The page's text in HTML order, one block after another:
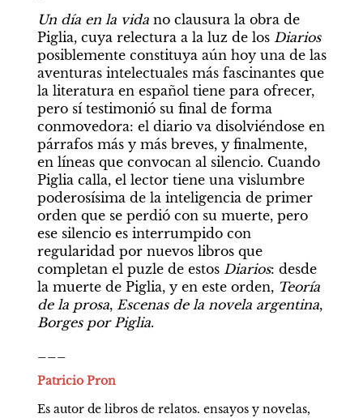
Un día en la vida no clausura la obra de
Piglia, cuya relectura a la luz de los Diarios
posiblemente constituya aún hoy una de las
aventuras intelectuales más fascinantes que
la literatura en español tiene para ofrecer,
pero sí testimonió su final de forma
conmovedora: el diario va disolviéndose en
párrafos más y más breves, y finalmente,
en líneas que convocan al silencio. Cuando
Piglia calla, el lector tiene una vislumbre
poderosísima de la inteligencia de primer
orden que se perdió con su muerte, pero
ese silencio es interrumpido con
regularidad por nuevos libros que
completan el puzle de estos Diarios: desde
la muerte de Piglia, y en este orden, Teoría
de la prosa, Escenas de la novela argentina ,
Borges por Piglia.
Patricio Pron
Es autor de libros de relatos. ensayos y novelas,